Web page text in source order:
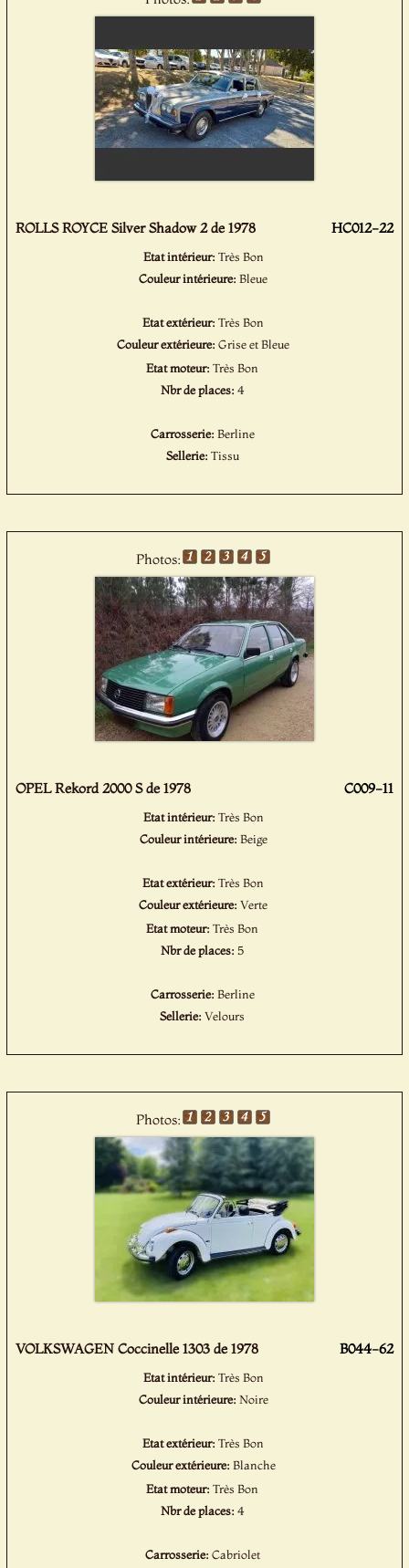
ROLLS ROYCE Silver Shadow 2 de 1978 HC012-22
Etat intérieur: Très Bon
Couleur intérieure:Bleue
Etat extérieur:Très Bon
Couleur extérieure:Grise et Bleue
Etat moteur:Très Bon
Nbr de places: 4
Carrosserie: Berline
Sellerie: Tissu
Photos:
OPEL Rekord 2000 S de 1978 C009-11
Etat intérieur: Très Bon
Couleur intérieure: Beige
Etat extérieur:Très Bon
Couleur extérieure:Verte
Etat moteur:Très Bon
Nbr de places: 5
Carrosserie: Berline
Sellerie:Velours
Photos:
VOLKSWAGEN Coccinelle 1303 de 1978 B044-62
Etat intérieur: Très Bon
Couleur intérieure: Noire
Etat extérieur:Très Bon
Couleur extérieure: Blanche
Etat moteur:Très Bon
Nbr de places: 4
Carrosserie: Cabriolet